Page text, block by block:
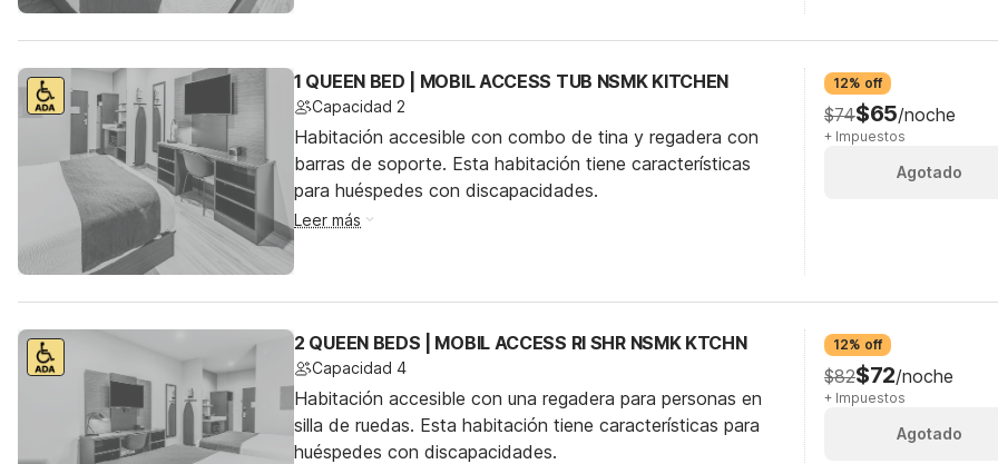
1 QUEEN BED | MOBIL ACCESS TUB NSMK KITCHEN
Capacidad 2
Habitación accesible con combo de tina y regadera con
barras de soporte. Esta habitación tiene características
para huéspedes con discapacidades.
Leer más
12% off
$74$65/noche
+ Impuestos
Agotado
2 QUEEN BEDS | MOBIL ACCESS RI SHR NSMK KTCHN
Capacidad 4
Habitación accesible con una regadera para personas en
silla de ruedas. Esta habitación tiene características para
huéspedes con discapacidades.
12% off
$82$72/noche
+ Impuestos
Agotado